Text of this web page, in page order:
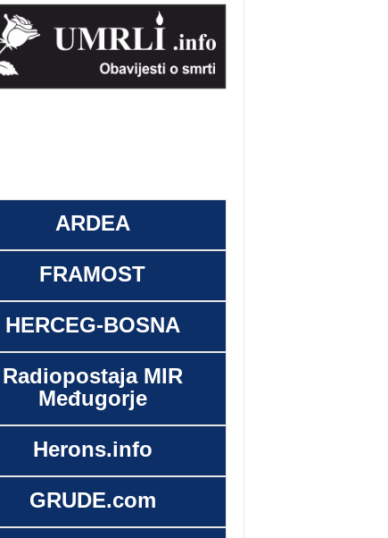
ARDEA
FRAMOST
HERCEG-BOSNA
Radiopostaja MIR
Međugorje
Herons.info
GRUDE.com